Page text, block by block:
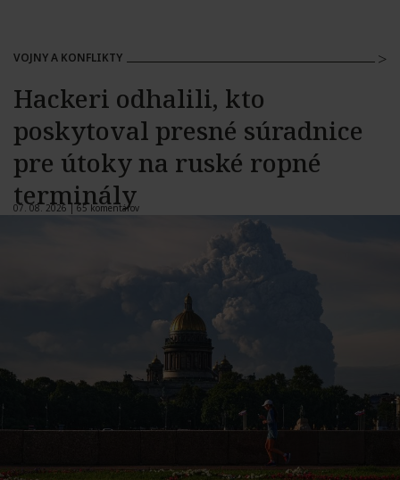
VOJNY A KONFLIKTY
Hackeri odhalili, kto
poskytoval presné súradnice
pre útoky na ruské ropné
terminály
07. 08. 2026 |65 komentárov